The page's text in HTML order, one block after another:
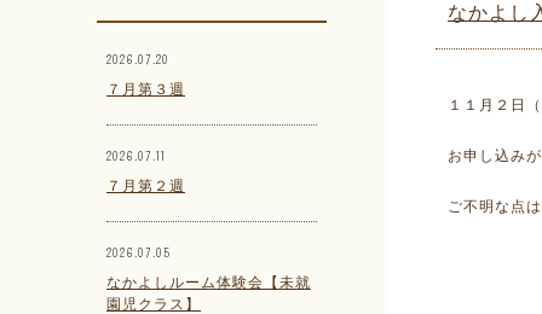
2026.07.20
７月第３週
2026.07.11
７月第２週
2026.07.05
なかよしルーム体験会【未就
園児クラス】
なかよし
１１月２日
お申し込み
ご不明な点